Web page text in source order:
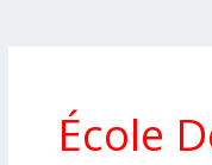
École